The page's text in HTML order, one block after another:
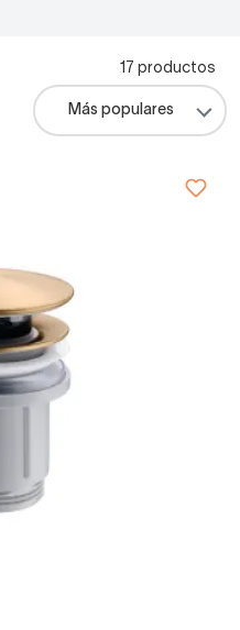
17 productos